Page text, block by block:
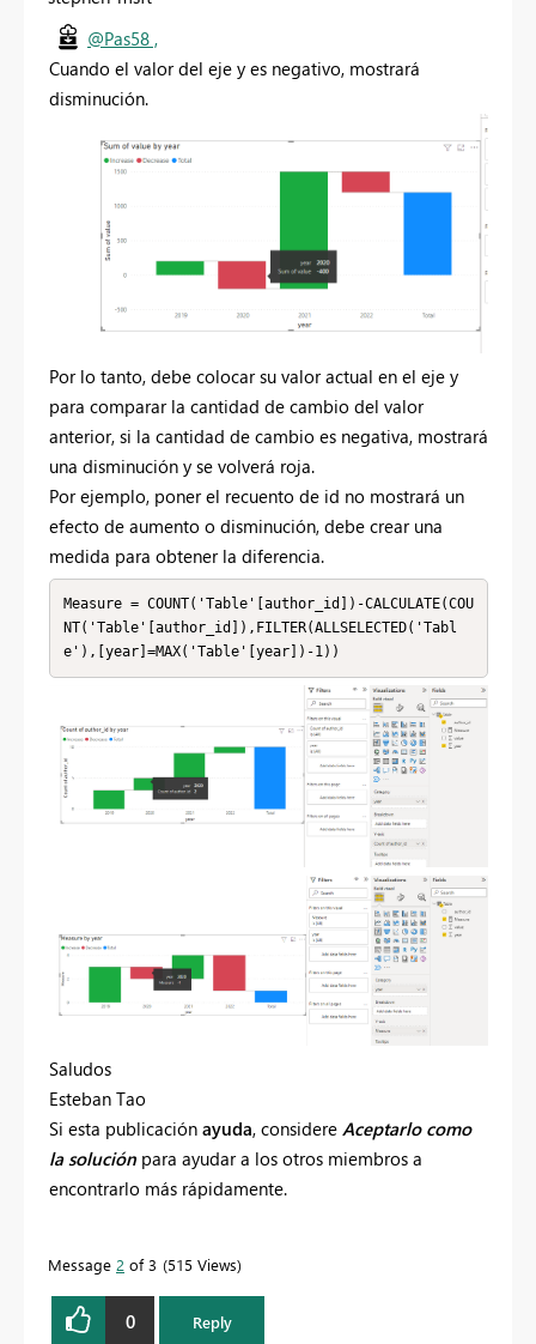
@Pas58 ,
Cuando el valor del eje y es negativo, mostrará
disminución.
Por lo tanto, debe colocar su valor actual en el eje y
para comparar la cantidad de cambio del valor
anterior, si la cantidad de cambio es negativa, mostrará
una disminución y se volverá roja.
Por ejemplo, poner el recuento de id no mostrará un
efecto de aumento o disminución, debe crear una
medida para obtener la diferencia.
Measure = COUNT('Table'[author_id])-CALCULATE(COU
NT('Table'[author_id]),FILTER(ALLSELECTED('Tabl
e'),[year]=MAX('Table'[year])-1))
Saludos
Esteban Tao
Si esta publicación ayuda, considere Aceptarlo como
la solución para ayudar a los otros miembros a
encontrarlo más rápidamente.
Message 2 of 3 515 Views
0 Reply